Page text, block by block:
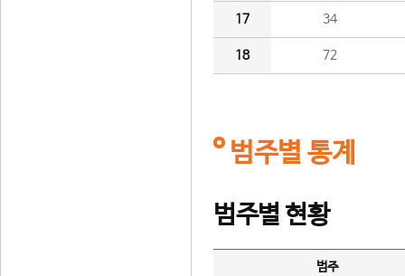
17 34
18 72
범주별 통계
범주별 현황
범주